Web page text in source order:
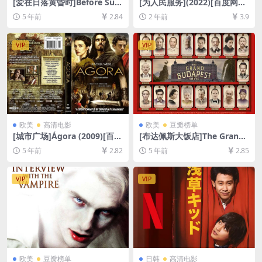
[爱在日落黄昏时]Before Sun
set (2004)[百度网盘+迅雷云
盘资源1080P超清未删减][MP
4/5.1GB][中英字幕]
5 年前 2.84
[为人民服务](2022)[百度网盘
+夸克网盘1080P超清未删减
资源][网盘下载][MP4/9GB]
[中文字幕]【手机/平板无法在
线播放，请使用电脑下载防和
谐压缩包（含解压密码）】
2 年前 3.9
VIP
欧美 高清电影
[城市广场]Ágora (2009)[百度
网盘+迅雷云盘资源1080P超
清未删减][MP4/8.0GB][中英
字幕]
5 年前 2.82
VIP
欧美 豆瓣榜单
[布达佩斯大饭店]The Grand
Budapest Hotel (2014)[百度
网盘+迅雷云盘资源1080P超
清未删减][MP4/6.3GB][中英
字幕]
5 年前 2.85
VIP
欧美 豆瓣榜单
VIP
日韩 高清电影